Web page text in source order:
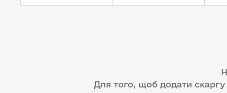
Для того, щоб додати скаргу